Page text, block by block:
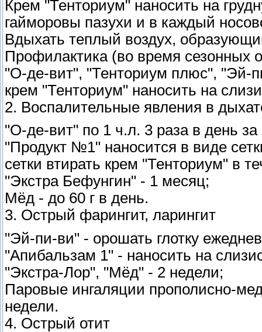
Крем "Тенториум" наносить на
гайморовы пазухи и в каждый
Вдыхать теплый воздух,
Профилактика (во время сезонных
"О-де-вит", "Тенториум плюс", "Эй-
крем "Тенториум" наносить на
2. Воспалительные явления в
"О-де-вит" по 1 ч.л. 3 раза в день
"Продукт №1" наносится в виде
сетки втирать крем "Тенториум" в
"Экстра Бефунгин" - 1 месяц;
Мёд - до 60 г в день.
3. Острый фарингит, ларингит
"Эй-пи-ви" - орошать глотку
"Апибальзам 1" - наносить на
"Экстра-Лор", "Мёд" - 2 недели;
Паровые ингаляции прополисно-
недели.
4. Острый отит